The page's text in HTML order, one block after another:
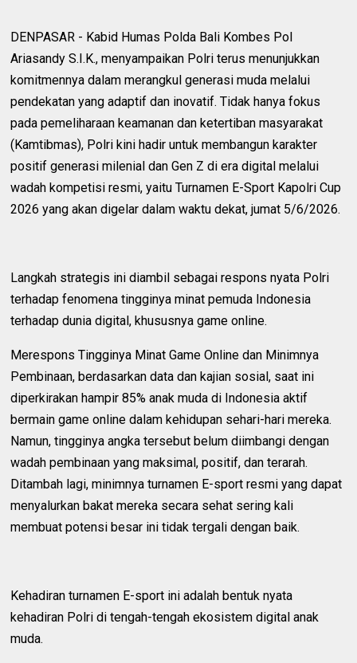
DENPASAR - Kabid Humas Polda Bali Kombes Pol
Ariasandy S.I.K., menyampaikan Polri terus menunjukkan
komitmennya dalam merangkul generasi muda melalui
pendekatan yang adaptif dan inovatif. Tidak hanya fokus
pada pemeliharaan keamanan dan ketertiban masyarakat
(Kamtibmas), Polri kini hadir untuk membangun karakter
positif generasi milenial dan Gen Z di era digital melalui
wadah kompetisi resmi, yaitu Turnamen E-Sport Kapolri Cup
2026 yang akan digelar dalam waktu dekat, jumat 5/6/2026.
Langkah strategis ini diambil sebagai respons nyata Polri
terhadap fenomena tingginya minat pemuda Indonesia
terhadap dunia digital, khususnya game online.
Merespons Tingginya Minat Game Online dan Minimnya
Pembinaan, berdasarkan data dan kajian sosial, saat ini
diperkirakan hampir 85% anak muda di Indonesia aktif
bermain game online dalam kehidupan sehari-hari mereka.
Namun, tingginya angka tersebut belum diimbangi dengan
wadah pembinaan yang maksimal, positif, dan terarah.
Ditambah lagi, minimnya turnamen E-sport resmi yang dapat
menyalurkan bakat mereka secara sehat sering kali
membuat potensi besar ini tidak tergali dengan baik.
Kehadiran turnamen E-sport ini adalah bentuk nyata
kehadiran Polri di tengah-tengah ekosistem digital anak
muda.